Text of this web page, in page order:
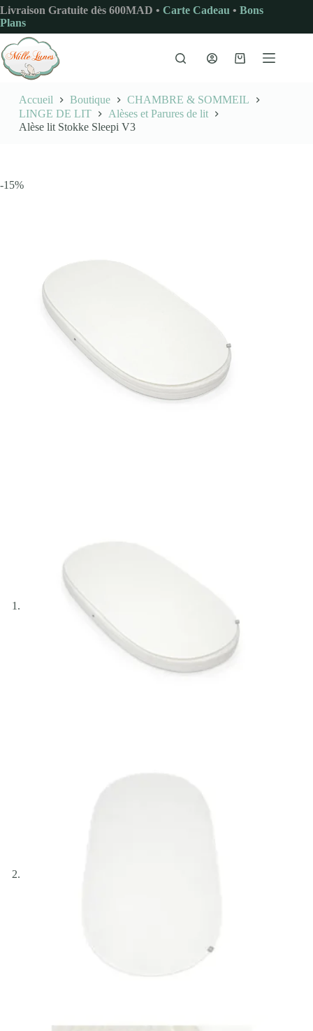
Passer
au
contenu
Livraison Gratuite dès 600MAD • Carte Cadeau • Bons
Plans
Panier
Accueil Boutique
CHAMBRE & SOMMEIL
LINGE DE LIT
Alèses et Parures de lit
Alèse lit Stokke Sleepi V3
-15%